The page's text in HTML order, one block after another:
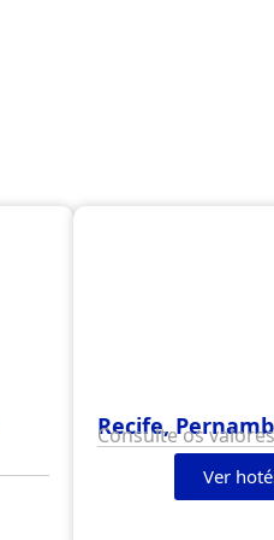
Recife,
Consulte os valores
Ver